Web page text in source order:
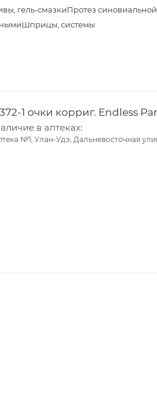
гель-смазкиПротез
Шприцы, системы
в аптеках:
№1, Улан-Удэ, Дальневосточная